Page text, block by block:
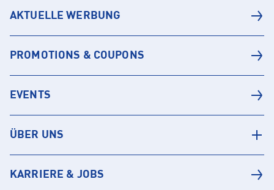
AKTUELLE WERBUNG
PROMOTIONS & COUPONS
EVENTS
ÜBER UNS
KARRIERE & JOBS